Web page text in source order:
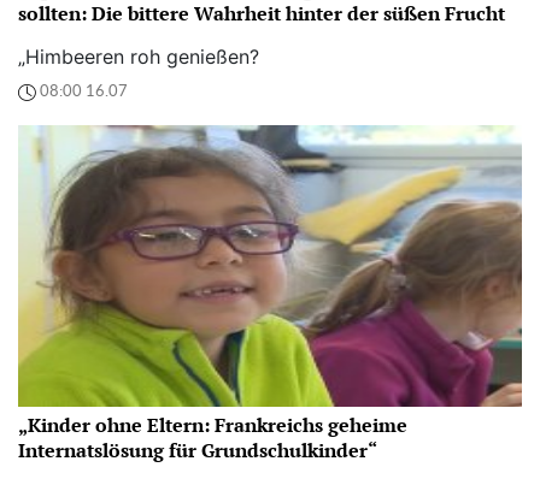
sollten: Die bittere Wahrheit hinter der süßen Frucht
„Himbeeren roh genießen?
08:00 16.07
„Kinder ohne Eltern: Frankreichs geheime
Internatslösung für Grundschulkinder“